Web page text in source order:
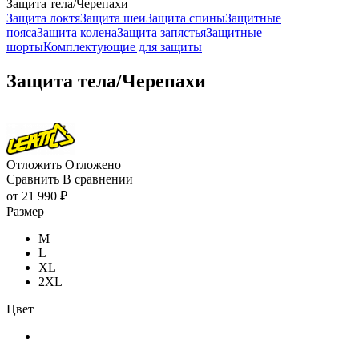
Защита тела/Черепахи
Защита локтяЗащита шеиЗащита спиныЗащитные
поясаЗащита коленаЗащита запястьяЗащитные
шортыКомплектующие для защиты
Защита тела/Черепахи
Отложить Отложено
Сравнить В сравнении
от 21 990 ₽
Размер
M
L
XL
2XL
Цвет